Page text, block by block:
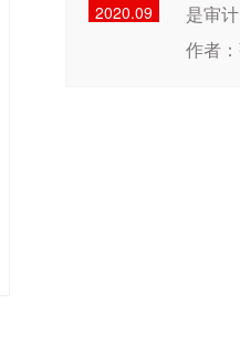
2020.09
是审
作者